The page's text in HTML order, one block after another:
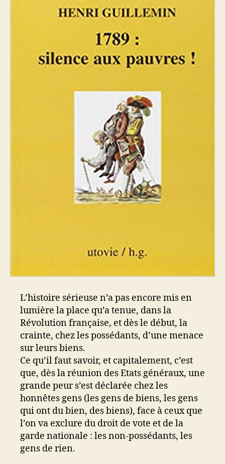
L’histoire sérieuse n’a pas encore mis en
lumière la place qu’a tenue, dans la
Révolution française, et dès le début, la
crainte, chez les possédants, d’une menace
sur leurs biens.
Ce qu’il faut savoir, et capitalement, c’est
que, dès la réunion des Etats généraux, une
grande peur s’est déclarée chez les
honnêtes gens (les gens de biens, les gens
qui ont du bien, des biens), face à ceux que
l’on va exclure du droit de vote et de la
garde nationale : les non-possédants, les
gens de rien.